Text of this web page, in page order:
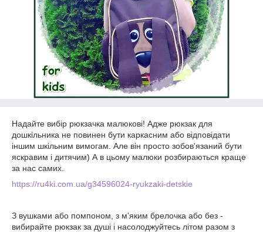
Надайте вибір рюкзачка малюкові! Адже рюкзак для
дошкільника не повинен бути каркасним або відповідати
іншим шкільним вимогам. Але він просто зобов'язаний бути
яскравим і дитячим) А в цьому малюки розбираються краще
за нас самих.
https://ru4ki.com.ua/g34596024-ryukzaki-detskie
З вушками або помпоном, з м'яким брелочка або без -
вибирайте рюкзак за душі і насолоджуйтесь літом разом з